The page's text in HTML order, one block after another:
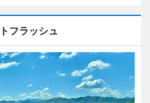
フラッシュ